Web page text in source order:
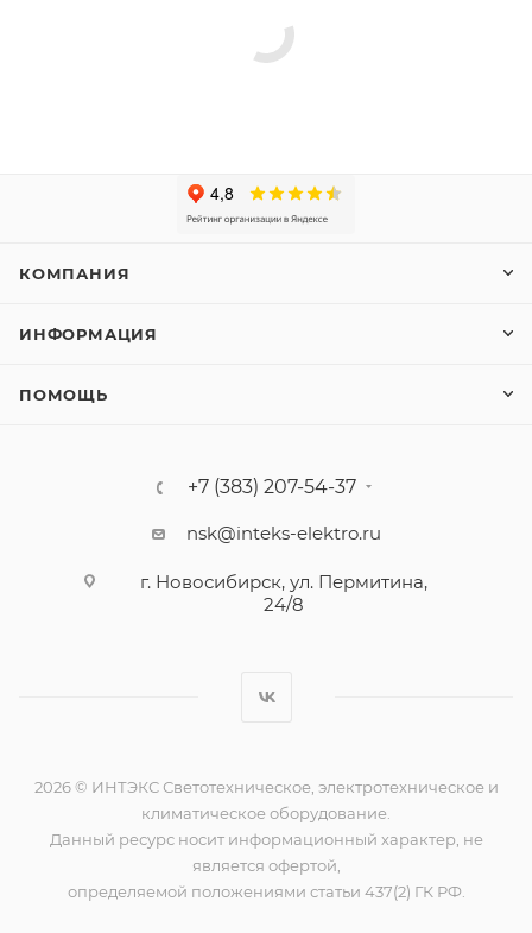
КОМПАНИЯ
ИНФОРМАЦИЯ
ПОМОЩЬ
+7 (383) 207-54-37
nsk@inteks-elektro.ru
г. Новосибирск, ул. Пермитина,
24/8
2026 © ИНТЭКС Светотехническое, электротехническое и
климатическое оборудование.
Данный ресурс носит информационный характер, не
является офертой,
определяемой положениями статьи 437(2) ГК РФ.